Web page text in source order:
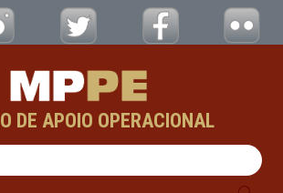
principal
pedido do MPPE e
DE APOIO OPERACIONAL